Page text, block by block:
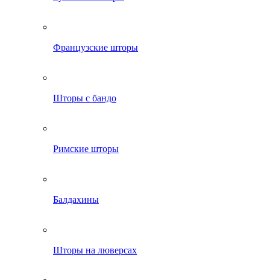
Французские шторы
Шторы с бандо
Римские шторы
Балдахины
Шторы на люверсах